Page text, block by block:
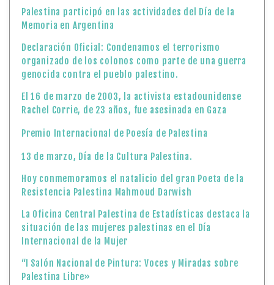
Palestina participó en las actividades del Día de la
Memoria en Argentina
Declaración Oficial: Condenamos el terrorismo
organizado de los colonos como parte de una guerra
genocida contra el pueblo palestino.
El 16 de marzo de 2003, la activista estadounidense
Rachel Corrie, de 23 años, fue asesinada en Gaza
Premio Internacional de Poesía de Palestina
13 de marzo, Día de la Cultura Palestina.
Hoy conmemoramos el natalicio del gran Poeta de la
Resistencia Palestina Mahmoud Darwish
La Oficina Central Palestina de Estadísticas destaca la
situación de las mujeres palestinas en el Día
Internacional de la Mujer
“I Salón Nacional de Pintura: Voces y Miradas sobre
Palestina Libre»